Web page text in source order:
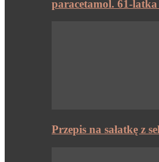
paracetamol. 61-
Przepis na sałatkę z